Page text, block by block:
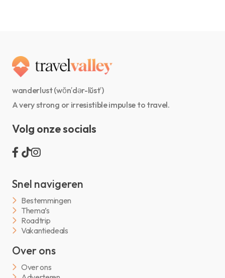
wanderlust (wŏn′dər-lŭst′)
A very strong or irresistible impulse to travel.
Volg onze socials
Snel navigeren
Bestemmingen
Thema’s
Roadtrip
Vakantiedeals
Over ons
Over ons